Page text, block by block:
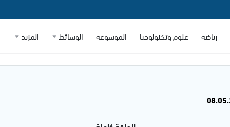
رياضة علوم وتكنولوجيا الموسوعة الوسائط المزيد